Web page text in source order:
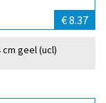
€ 8.37
geel (ucl)